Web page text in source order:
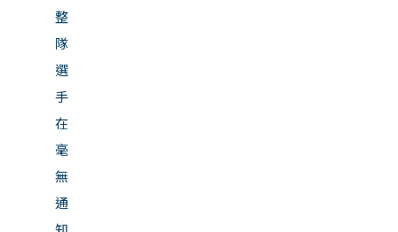
整
隊
選
手
在
毫
無
通